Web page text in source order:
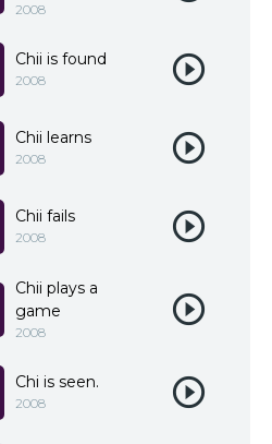
2008
Chii is found
2008
Chii learns
2008
Chii fails
2008
Chii plays a
game
2008
Chi is seen.
2008